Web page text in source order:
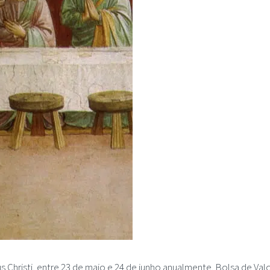
Christi, entre 23 de maio e 24 de junho anualmente. Bolsa de